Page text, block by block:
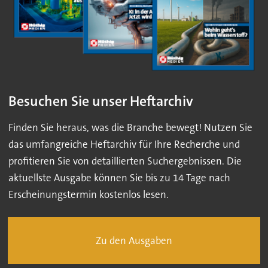
Besuchen Sie unser Heftarchiv
Finden Sie heraus, was die Branche bewegt! Nutzen Sie
das umfangreiche Heftarchiv für Ihre Recherche und
profitieren Sie von detaillierten Suchergebnissen. Die
aktuellste Ausgabe können Sie bis zu 14 Tage nach
Erscheinungstermin kostenlos lesen.
Zu den Ausgaben